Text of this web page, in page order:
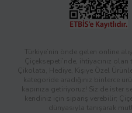
Türkiye’nin önde gelen online
Çiçeksepeti’nde, ihtiyacınız
Çikolata, Hediye, Kişiye Özel
kategoride aradığınız binlerce
kapınıza getiriyoruz! Siz de ister
kendiniz için sipariş verebilir;
dünyasıyla tanışarak